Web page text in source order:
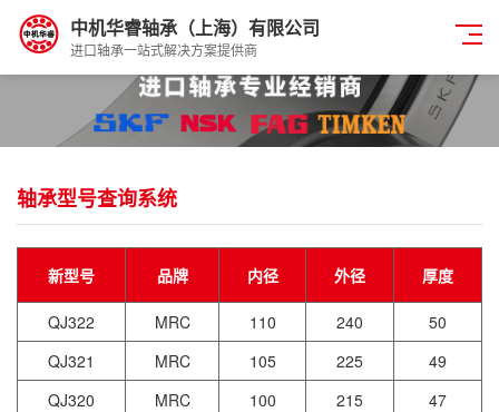
中机华睿轴承（上海）有限公司
进口轴承一站式解决方案提供商
轴承型号查询系统
新型号 品牌 内径 外径 厚度
QJ322 MRC 110 240
50
QJ321
MRC 105 225
49
QJ320
MRC 100 215
47